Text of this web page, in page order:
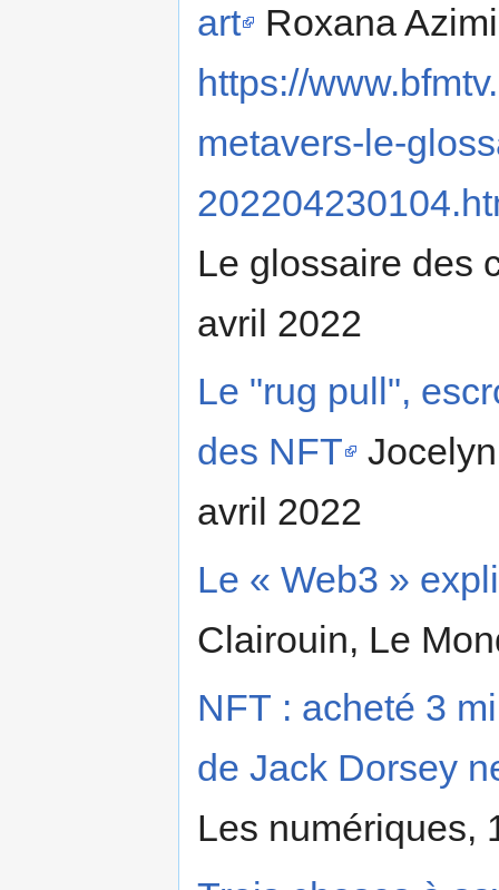
art
Roxana
https://
metavers-le-
Le glossaire des
avril 2022
Le "rug pull",
des NFT
avril 2022
Le « Web3 »
Clairouin, Le
NFT : acheté 3
de Jack Dorsey
Les numériques,